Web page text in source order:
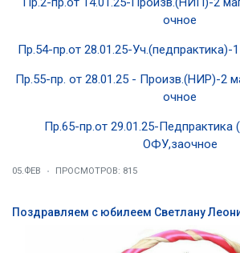
очное
Пр.54-пр.от 28.01.25-Уч.(педпрактика)-
Пр.55-пр. от 28.01.25 - Произв.(НИР)-2
очное
Пр.65-пр.от 29.01.25-Педпрактика
ОФУ,заочное
05.ФЕВ ПРОСМОТРОВ: 815
Поздравляем с юбилеем Светлану